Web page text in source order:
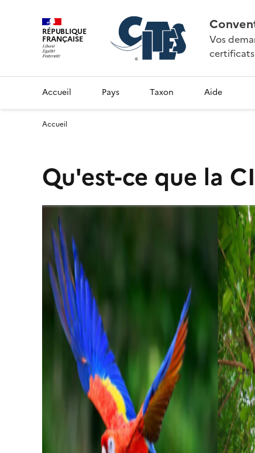
RÉPUBLIQUE
FRANÇAISE
Vos
certificats
Accueil Pays Taxon Aide
Accueil
Qu'est-ce que la